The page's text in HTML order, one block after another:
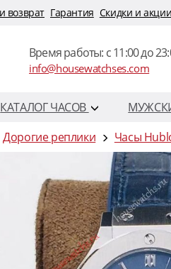
возврат Гарантия Скидки и акции
Время работы: c 11:00 до
info@housewatchses.com
КАТАЛОГ ЧАСОВ
Дорогие реплики Часы